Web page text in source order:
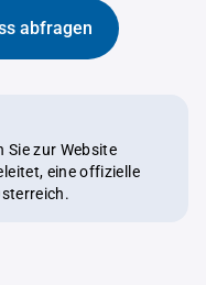
abfragen
Sie zur Website